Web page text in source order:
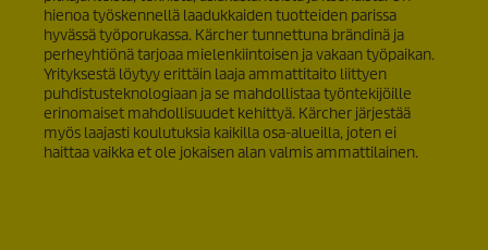
hienoa työskennellä laadukkaiden tuotteiden parissa
hyvässä työporukassa. Kärcher tunnettuna brändinä ja
perheyhtiönä tarjoaa mielenkiintoisen ja vakaan työpaikan.
Yrityksestä löytyy erittäin laaja ammattitaito liittyen
puhdistusteknologiaan ja se mahdollistaa työntekijöille
erinomaiset mahdollisuudet kehittyä. Kärcher järjestää
myös laajasti koulutuksia kaikilla osa-alueilla, joten ei
haittaa vaikka et ole jokaisen alan valmis ammattilainen.